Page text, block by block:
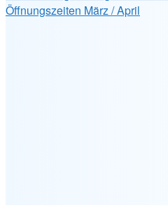
Öffnungszeiten März / April